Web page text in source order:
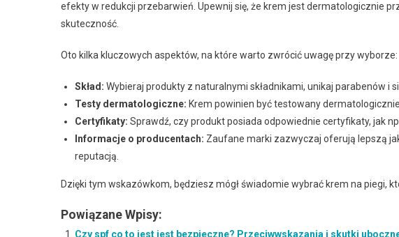
efekty w redukcji przebarwień. Upewnij się, że krem jest dermatologicznie
skuteczność.
Oto kilka kluczowych aspektów, na które warto zwrócić uwagę przy wyborze:
Skład: Wybieraj produkty z naturalnymi składnikami, unikaj parabenów i
Testy dermatologiczne: Krem powinien być testowany
Certyfikaty: Sprawdź, czy produkt posiada odpowiednie certyfikaty, jak
Informacje o producentach: Zaufane marki zazwyczaj oferują lepszą
reputacją.
Dzięki tym wskazówkom, będziesz mógł świadomie wybrać krem na piegi,
Powiązane Wpisy:
Czy spf co to jest jest bezpieczne? Przeciwwskazania i skutki